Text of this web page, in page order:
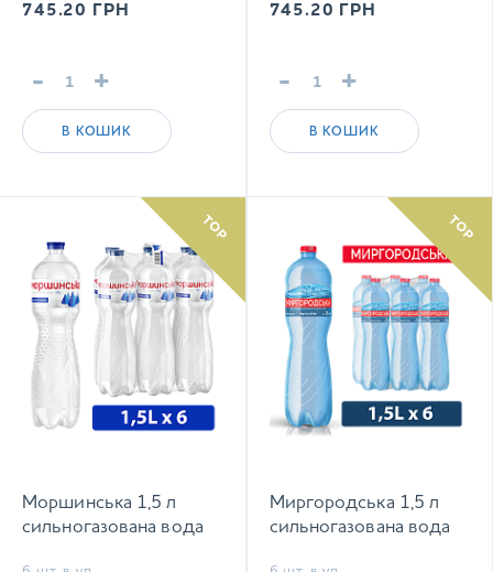
745.20 ГРН
- +
В КОШИК
745.20 ГРН
- +
В КОШИК
Моршинська 1,5 л
сильногазована вода
TOP
Миргородська 1,5 л
сильногазована вода
TOP